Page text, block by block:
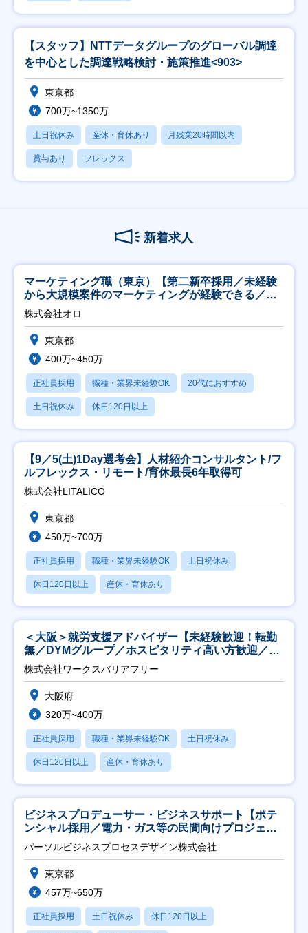
【スタッフ】NTTデータグループのグローバル調達
を中心とした調達戦略検討・施策推進<903>
東京都
700万~1350万
土日祝休み 産休・育休あり 月残業20時間以内
賞与あり フレックス
新着求人
マーケティング職（東京）【第二新卒採用／未経験
から大規模案件のマーケティングが経験できる／研
修充実】
株式会社オロ
東京都
400万~450万
正社員採用 職種・業界未経験OK 20代におすすめ
土日祝休み 休日120日以上
【9／5(土)1Day選考会】人材紹介コンサルタント/フ
ルフレックス・リモート/育休最長6年取得可
株式会社LITALICO
東京都
450万~700万
正社員採用 職種・業界未経験OK 土日祝休み
休日120日以上 産休・育休あり
＜大阪＞就労支援アドバイザー【未経験歓迎！転勤
無／DYMグループ／ホスピタリティ高い方歓迎／土
日祝】
株式会社ワークスバリアフリー
大阪府
320万~400万
正社員採用 職種・業界未経験OK 土日祝休み
休日120日以上 産休・育休あり
ビジネスプロデューサー・ビジネスサポート【ポテ
ンシャル採用／電力・ガス等の民間向けプロジェク
ト推進】
パーソルビジネスプロセスデザイン株式会社
東京都
457万~650万
正社員採用 土日祝休み 休日120日以上